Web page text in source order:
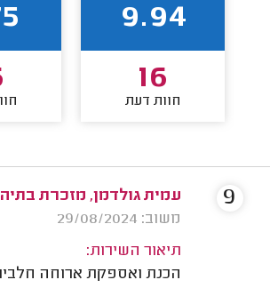
9.94
16
חוות דעת
עמית גולדמן, מזכרת
משוב: 29/08/2024
תיאור השירות:
9